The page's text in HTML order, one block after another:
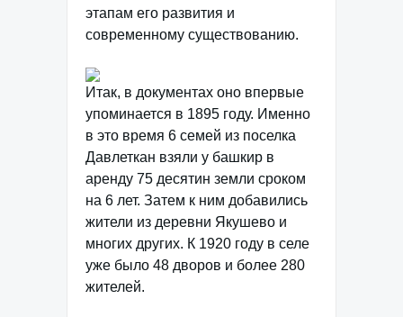
этапам его развития и
современному существованию.
Итак, в документах оно впервые
упоминается в 1895 году. Именно
в это время 6 семей из поселка
Давлеткан взяли у башкир в
аренду 75 десятин земли сроком
на 6 лет. Затем к ним добавились
жители из деревни Якушево и
многих других. К 1920 году в селе
уже было 48 дворов и более 280
жителей.